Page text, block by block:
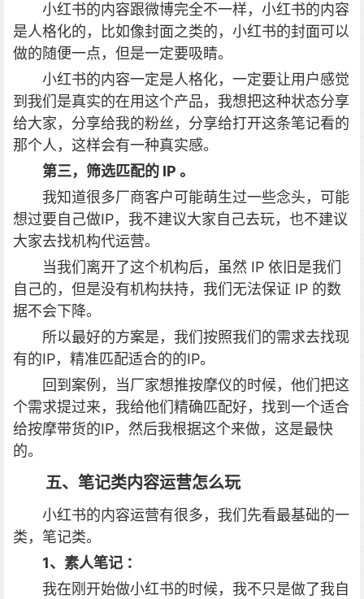
小红书的内容跟微博完全不一样，小红书的内容
是人格化的，比如像封面之类的，小红书的封面可以
做的随便一点，但是一定要吸睛。
小红书的内容一定是人格化，一定要让用户感觉
到我们是真实的在用这个产品，我想把这种状态分享
给大家，分享给我的粉丝，分享给打开这条笔记看的
那个人，这样会有一种真实感。
第三，筛选匹配的 IP 。
我知道很多厂商客户可能萌生过一些念头，可能
想过要自己做IP，我不建议大家自己去玩，也不建议
大家去找机构代运营。
当我们离开了这个机构后，虽然 IP 依旧是我们
自己的，但是没有机构扶持，我们无法保证 IP 的数
据不会下降。
所以最好的方案是，我们按照我们的需求去找现
有的IP，精准匹配适合的的IP。
回到案例，当厂家想推按摩仪的时候，他们把这
个需求提过来，我给他们精确匹配好，找到一个适合
给按摩带货的IP，然后我根据这个来做，这是最快
的。
五、笔记类内容运营怎么玩
小红书的内容运营有很多，我们先看最基础的一
类，笔记类。
1、素人笔记 ：
我在刚开始做小红书的时候，我不只是做了我自